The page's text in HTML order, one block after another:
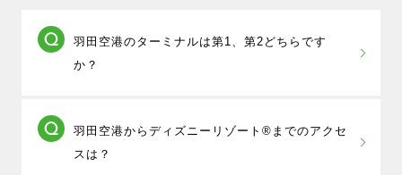
羽田空港のターミナルは第1、第2どちらです
か？
は、全てのツアーで日本航空を利用していますので
「羽田空港第1ターミナル」発着となります｡
羽田空港からディズニーリゾート®までのアクセ
スは？